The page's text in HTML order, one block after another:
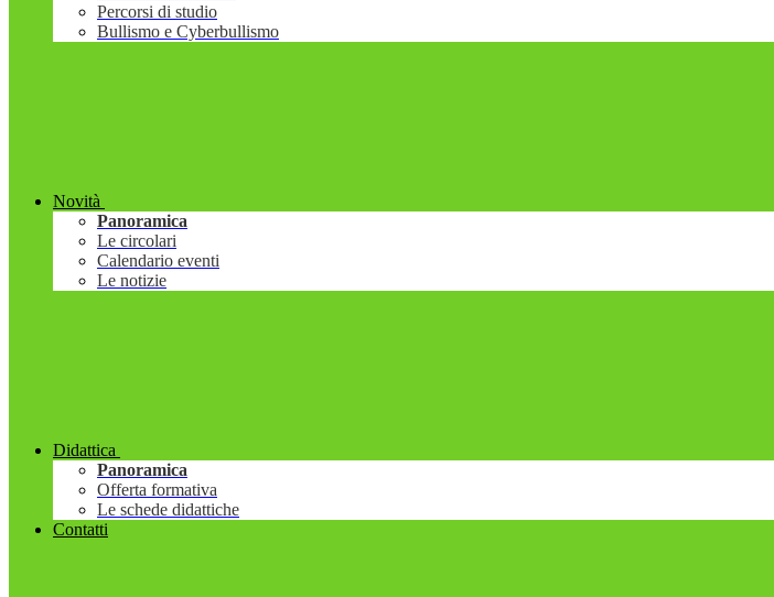
Percorsi di studio
Bullismo e Cyberbullismo
Novità
Panoramica
Le circolari
Calendario eventi
Le notizie
Didattica
Panoramica
Offerta formativa
Le schede didattiche
Contatti